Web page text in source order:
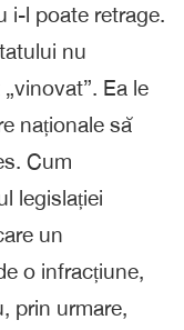
i-l poate retrage.
nu
Ea le
naționale să
Cum
legislației
un
o infracțiune,
prin urmare,